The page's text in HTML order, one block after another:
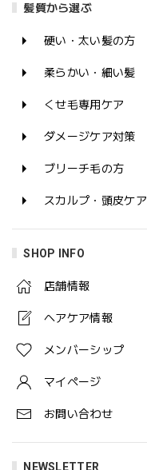
髪質から選ぶ
硬い・太い髪の方
柔らかい・細い髪
くせ毛専用ケア
ダメージケア対策
ブリーチ毛の方
スカルプ・頭皮ケア
SHOP INFO
店舗情報
ヘアケア情報
メンバーシップ
マイページ
お問い合わせ
NEWSLETTER